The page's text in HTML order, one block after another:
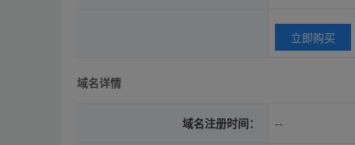
立即购买
域名详情
域名注册时间： --